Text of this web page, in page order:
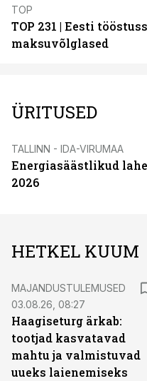
TOP
TOP 231 | Eesti
maksuvõlglased
ÜRITUSED
TALLINN - IDA-VIRUMAA
Energiasäästlikud
2026
HETKEL KUUM
MAJANDUSTULEMUSED
03.08.26, 08:27
Haagiseturg ärkab:
tootjad kasvatavad
mahtu ja valmistuvad
uueks laienemiseks